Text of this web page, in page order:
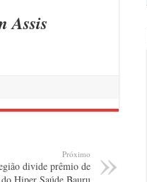
Assis
Próximo
divide prêmio de